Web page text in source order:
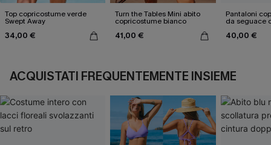
Top copricostume verde
Swept Away
34,00 €
Turn the Tables Mini abito
copricostume bianco
41,00 €
Pantaloni
da seguace
40,00 €
ACQUISTATI FREQUENTEMENTE INSIEME